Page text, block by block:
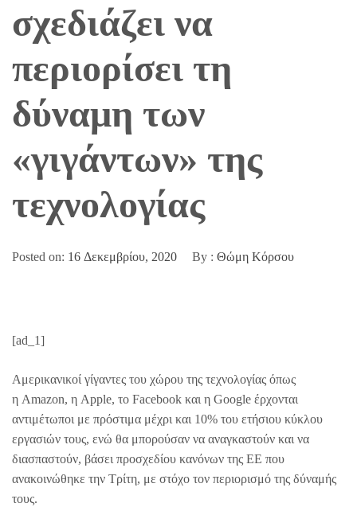
σχεδιάζει να
περιορίσει τη
δύναμη των
«γιγάντων» της
τεχνολογίας
Posted on: 16 Δεκεμβρίου, 2020 By : Θώμη Κόρσου
[ad_1]
Αμερικανικοί γίγαντες του χώρου της τεχνολογίας όπως
η Amazon, η Apple, το Facebook και η Google έρχονται
αντιμέτωποι με πρόστιμα μέχρι και 10% του ετήσιου κύκλου
εργασιών τους, ενώ θα μπορούσαν να αναγκαστούν και να
διασπαστούν, βάσει προσχεδίου κανόνων της ΕΕ που
ανακοινώθηκε την Τρίτη, με στόχο τον περιορισμό της δύναμής
τους.